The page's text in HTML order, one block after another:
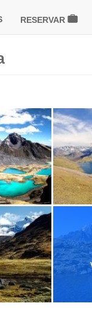
RESERVAR